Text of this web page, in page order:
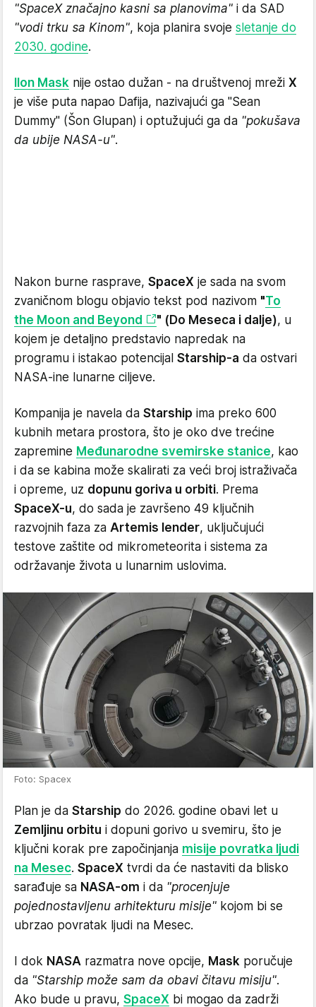
"SpaceX značajno kasni sa planovima" i da SAD
"vodi trku sa Kinom", koja planira svoje sletanje do
2030. godine.
Ilon Mask nije ostao dužan - na društvenoj mreži X
je više puta napao Dafija, nazivajući ga "Sean
Dummy" (Šon Glupan) i optužujući ga da "pokušava
da ubije NASA-u".
Nakon burne rasprave, SpaceX je sada na svom
zvaničnom blogu objavio tekst pod nazivom "To
the Moon and Beyond
" (Do Meseca i dalje), u
kojem je detaljno predstavio napredak na
programu i istakao potencijal Starship-a da ostvari
NASA-ine lunarne ciljeve.
Kompanija je navela da Starship ima preko 600
kubnih metara prostora, što je oko dve trećine
zapremine Međunarodne svemirske stanice, kao
i da se kabina može skalirati za veći broj istraživača
i opreme, uz dopunu goriva u orbiti. Prema
SpaceX-u, do sada je završeno 49 ključnih
razvojnih faza za Artemis lender, uključujući
testove zaštite od mikrometeorita i sistema za
održavanje života u lunarnim uslovima.
Foto: Spacex
Plan je da Starship do 2026. godine obavi let u
Zemljinu orbitu i dopuni gorivo u svemiru, što je
ključni korak pre započinjanja misije povratka ljudi
na Mesec. SpaceX tvrdi da će nastaviti da blisko
sarađuje sa NASA-om i da "procenjuje
pojednostavljenu arhitekturu misije" kojom bi se
ubrzao povratak ljudi na Mesec.
I dok NASA razmatra nove opcije, Mask poručuje
da "Starship može sam da obavi čitavu misiju".
Ako bude u pravu, SpaceX bi mogao da zadrži